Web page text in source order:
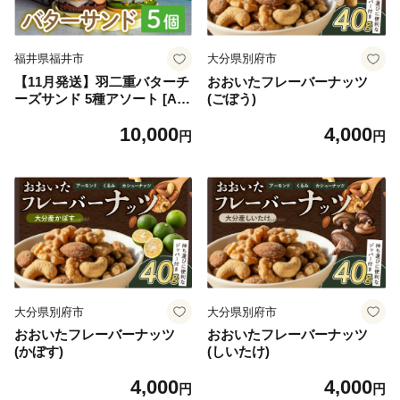
福井県福井市
【11月発送】羽二重バターチ
ーズサンド 5種アソート [A-0
気 ランキング 1位 餡子 あん
菓子 洋菓子 詰め合わせ クッ
キー クリーム ピスタチオ い
ちご チョコ モンブラン 苺 栗
菓子 お菓子 詰合せ 冷凍 お歳
暮 ほわいとでー バレンタイ
ン ホワイトデー デザート 父
の日 敬老の日
10,000円
大分県別府市
おおいたフレーバーナッツ
(ごぼう)
4,000円
大分県別府市
おおいたフレーバーナッツ
(かぼす)
4,000円
大分県別府市
おおいたフレーバーナッツ
(しいたけ)
4,000円